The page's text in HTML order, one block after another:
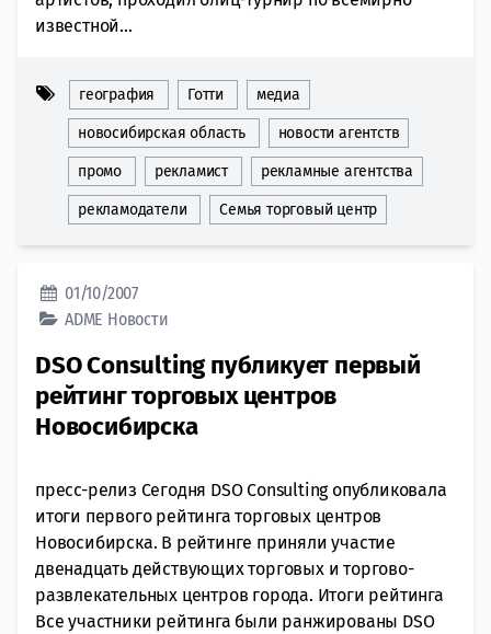
известной...
география Готти медиа
новосибирская область новости агентств
промо рекламист рекламные агентства
рекламодатели Семья торговый центр
01/10/2007
ADME Новости
DSO Consulting публикует первый
рейтинг торговых центров
Новосибирска
пресс-релиз Сегодня DSO Consulting опубликовала
итоги первого рейтинга торговых центров
Новосибирска. В рейтинге приняли участие
двенадцать действующих торговых и торгово-
развлекательных центров города. Итоги рейтинга
Все участники рейтинга были ранжированы DSO